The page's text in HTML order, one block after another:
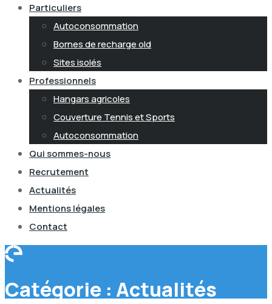
Particuliers
Autoconsommation
Bornes de recharge old
Sites isolés
Professionnels
Hangars agricoles
Couverture Tennis et Sports
Autoconsommation
Qui sommes-nous
Recrutement
Actualités
Mentions légales
Contact
Catégorie : Actualités